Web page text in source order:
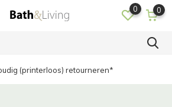
0 0
(printerloos) retourneren*